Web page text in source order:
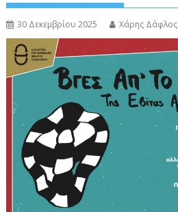
30 Δεκεμβρίου 2025 Χάρης Δάφλος